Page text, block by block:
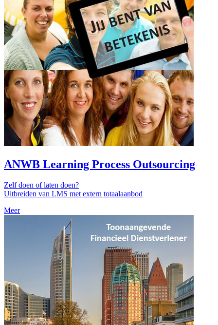
ANWB Learning Process Outsourcing
Zelf doen of laten doen?
Uitbreiden van LMS met extern totaalaanbod
Meer